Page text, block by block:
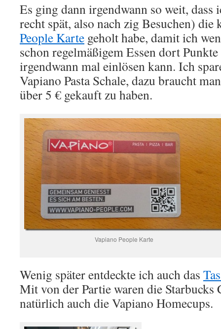
Es ging dann irgendwann so weit,
recht spät, also nach zig Besuchen) die
People Karte geholt habe, damit ich
schon regelmäßigem Essen dort
irgendwann mal einlösen kann. Ich
Vapiano Pasta Schale, dazu braucht
über 5 € gekauft zu haben.
Vapiano People Karte
Wenig später entdeckte ich auch das
Mit von der Partie waren die
natürlich auch die Vapiano Homecups.